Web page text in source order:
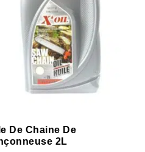
De Chaine De
2L